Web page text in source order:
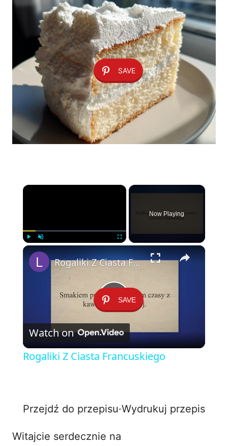
SAVE
×
Now Playing
×
SAVE
P
l
y
V
Rogaliki Z Ciasta Francuskiego
Watch on
Rogaliki Z Ciasta Francuskiego
Przejdź do przepisu·Wydrukuj przepis
Witajcie serdecznie na